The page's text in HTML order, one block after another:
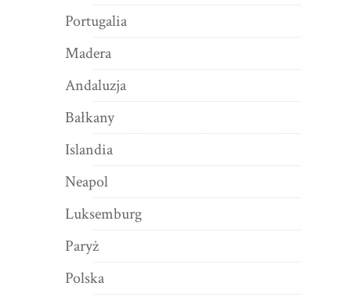
Portugalia
Madera
Andaluzja
Bałkany
Islandia
Neapol
Luksemburg
Paryż
Polska